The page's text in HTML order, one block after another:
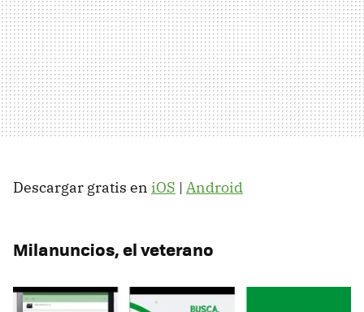
Descargar gratis en iOS | Android
Milanuncios, el veterano